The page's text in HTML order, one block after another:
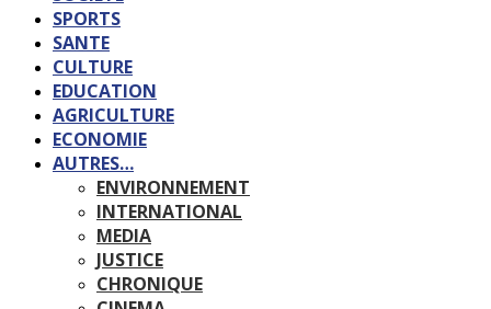
SPORTS
SANTE
CULTURE
EDUCATION
AGRICULTURE
ECONOMIE
AUTRES…
ENVIRONNEMENT
INTERNATIONAL
MEDIA
JUSTICE
CHRONIQUE